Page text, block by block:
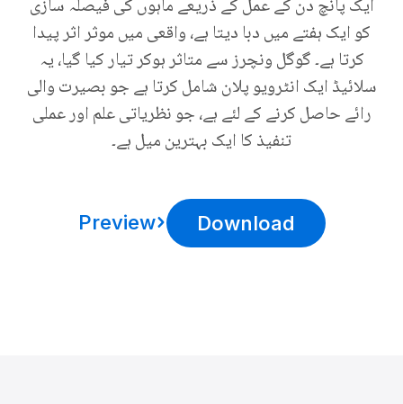
ایک پانچ دن کے عمل کے ذریعے ماہوں کی فیصلہ سازی
کو ایک ہفتے میں دبا دیتا ہے، واقعی میں موثر اثر پیدا
کرتا ہے۔ گوگل ونچرز سے متاثر ہوکر تیار کیا گیا، یہ
سلائیڈ ایک انٹرویو پلان شامل کرتا ہے جو بصیرت والی
رائے حاصل کرنے کے لئے ہے، جو نظریاتی علم اور عملی
تنفیذ کا ایک بہترین میل ہے۔
Download
Preview